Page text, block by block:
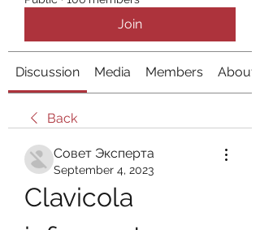
Join
Discussion Media Members About
Back
Совет Эксперта
September 4, 2023
Clavicola